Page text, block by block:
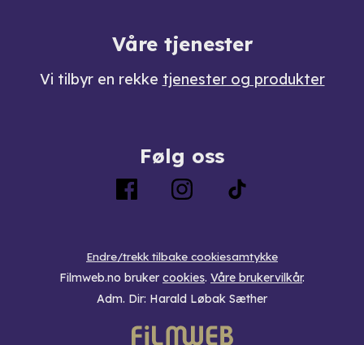
Våre tjenester
Vi tilbyr en rekke tjenester og produkter
Følg oss
Endre/trekk tilbake cookiesamtykke
Filmweb.no bruker cookies. Våre brukervilkår.
Adm. Dir: Harald Løbak Sæther